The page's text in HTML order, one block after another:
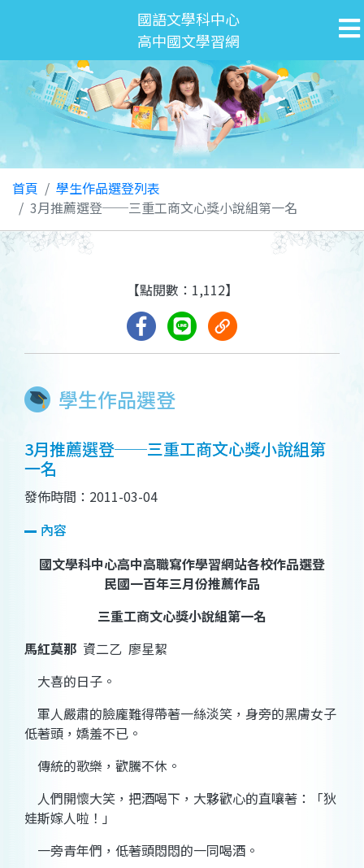
國語文學科中心
高中國文學習網
首頁
學生作品選登列表
3月推薦選登──三重工商文心獎小說組第一名
學生作品選登
【點閱數：1,112】
3月推薦選登──三重工商文心獎小說組第
一名
發佈時間：2011-03-04
內容
國文學科中心高中高職寫作學習網站各校作品選登
民國一百年三月份推薦作品
三重工商文心獎小說組第一名
馬紅莫那 資二乙 廖星絜
大喜的日子。
軍人嚴肅的臉龐難得帶著一絲淡笑，身旁的黑膚女子
低著頭，嬌羞不已。
傳統的歌樂，歡騰不休。
人們開懷大笑，把酒喝下，大夥歡心的直嚷著：「狄
娃斯嫁人啦！」
一旁青年們，低著頭悶悶的一同喝酒。